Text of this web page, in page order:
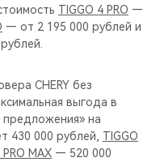
TIGGO 4 PRO —
— от 2 195 000 рублей и
CHERY без
выгода в
на
430 000 рублей, TIGGO
MAX — 520 000